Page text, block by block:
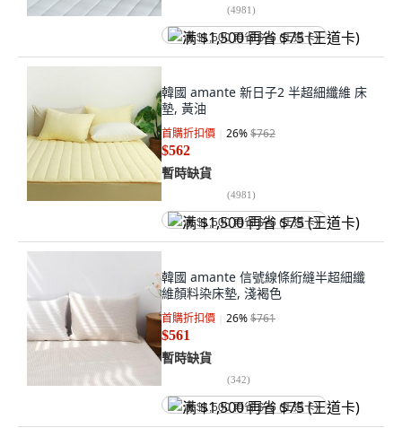
(4981)
满 $1,500 再省 $75 (王道卡)
韓國 amante 新日子2 半超細纖維 床
墊, 黃油
首購折扣價 26%$762
$562
暫時缺貨
(4981)
满 $1,500 再省 $75 (王道卡)
韓國 amante 信號線條絎縫半超細纖
維顏料染床墊, 淺褐色
首購折扣價 26%$761
$561
暫時缺貨
(342)
满 $1,500 再省 $75 (王道卡)